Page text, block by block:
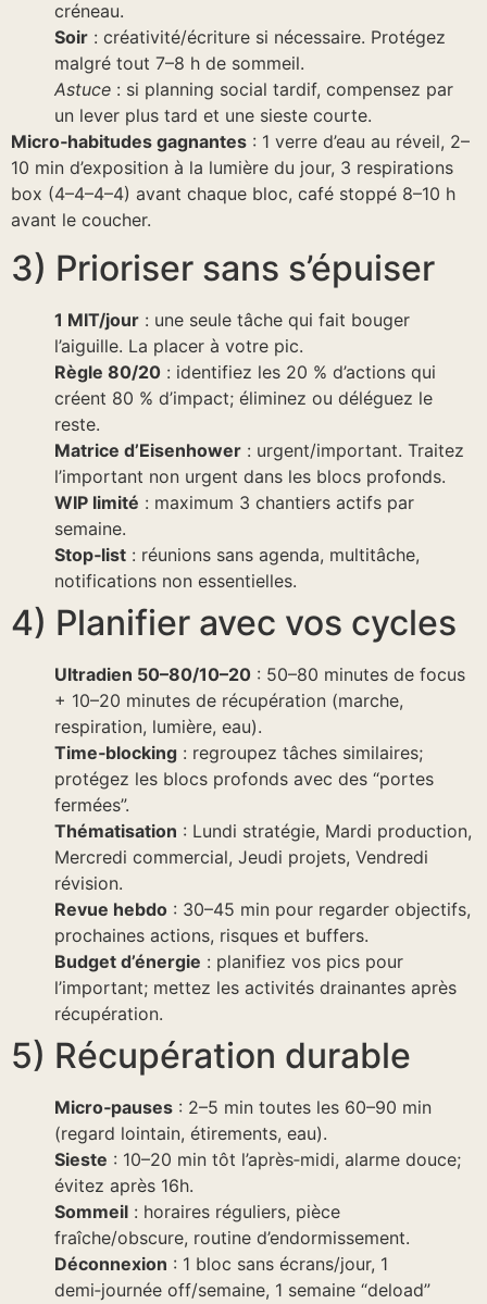
créneau.
Soir : créativité/écriture si nécessaire. Protégez
malgré tout 7–8 h de sommeil.
Astuce : si planning social tardif, compensez par
un lever plus tard et une sieste courte.
Micro‑habitudes gagnantes : 1 verre d’eau au réveil, 2–
10 min d’exposition à la lumière du jour, 3 respirations
box (4–4–4–4) avant chaque bloc, café stoppé 8–10 h
avant le coucher.
3) Prioriser sans s’épuiser
1 MIT/jour : une seule tâche qui fait bouger
l’aiguille. La placer à votre pic.
Règle 80/20 : identifiez les 20 % d’actions qui
créent 80 % d’impact; éliminez ou déléguez le
reste.
Matrice d’Eisenhower : urgent/important. Traitez
l’important non urgent dans les blocs profonds.
WIP limité : maximum 3 chantiers actifs par
semaine.
Stop‑list : réunions sans agenda, multitâche,
notifications non essentielles.
4) Planifier avec vos cycles
Ultradien 50–80/10–20 : 50–80 minutes de focus
+ 10–20 minutes de récupération (marche,
respiration, lumière, eau).
Time‑blocking : regroupez tâches similaires;
protégez les blocs profonds avec des “portes
fermées”.
Thématisation : Lundi stratégie, Mardi production,
Mercredi commercial, Jeudi projets, Vendredi
révision.
Revue hebdo : 30–45 min pour regarder objectifs,
prochaines actions, risques et buffers.
Budget d’énergie : planifiez vos pics pour
l’important; mettez les activités drainantes après
récupération.
5) Récupération durable
Micro‑pauses : 2–5 min toutes les 60–90 min
(regard lointain, étirements, eau).
Sieste : 10–20 min tôt l’après‑midi, alarme douce;
évitez après 16h.
Sommeil : horaires réguliers, pièce
fraîche/obscure, routine d’endormissement.
Déconnexion : 1 bloc sans écrans/jour, 1
demi‑journée off/semaine, 1 semaine “deload”